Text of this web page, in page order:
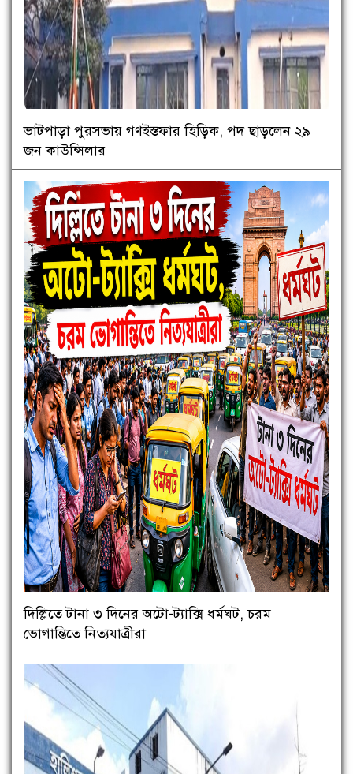
ভাটপাড়া পুরসভায় গণইস্তফার হিড়িক, পদ ছাড়লেন ২৯
জন কাউন্সিলার
দিল্লিতে টানা ৩ দিনের অটো-ট্যাক্সি ধর্মঘট, চরম
ভোগান্তিতে নিত্যযাত্রীরা